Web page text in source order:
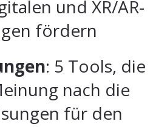
und XR/AR-
fördern
: 5 Tools, die
nach die
für den